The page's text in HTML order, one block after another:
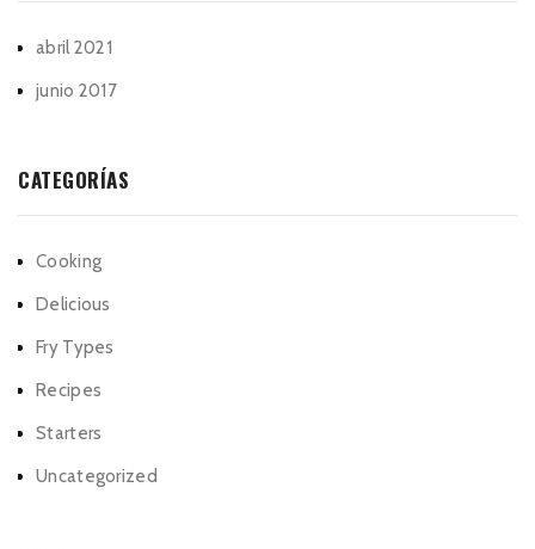
abril 2021
junio 2017
CATEGORÍAS
Cooking
Delicious
Fry Types
Recipes
Starters
Uncategorized